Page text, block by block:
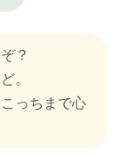
？
。
っちまで心